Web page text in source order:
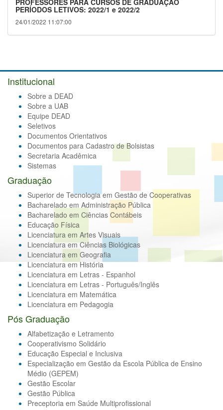
PROFESSORES PARA CURSOS DE GRADUAÇÃO
PERÍODOS LETIVOS: 2022/1 e 2022/2
24/01/2022 11:07:00
Institucional
Sobre a DEAD
Sobre a UAB
Equipe DEAD
Seletivos
Documentos Orientativos
Documentos para Cadastro de Bolsistas
Secretaria Acadêmica
Sistemas
Graduação
Superior de Tecnologia em Gestão de Cooperativas
Bacharelado em Administração Pública
Bacharelado em Ciências Contábeis
Educação Física
Licenciatura em Artes Visuais
Licenciatura em Ciências Biológicas
Licenciatura em Geografia
Licenciatura em História
Licenciatura em Letras - Espanhol
Licenciatura em Letras - Português/Inglês
Licenciatura em Matemática
Licenciatura em Pedagogia
Pós Graduação
Alfabetização e Letramento
Cooperativismo Solidário
Educação Especial e Inclusiva
Especialização em Gestão da Escola Pública de Ensino
Médio (GEPEM)
Gestão Escolar
Gestão Pública
Preceptoria em Saúde Multiprofissional